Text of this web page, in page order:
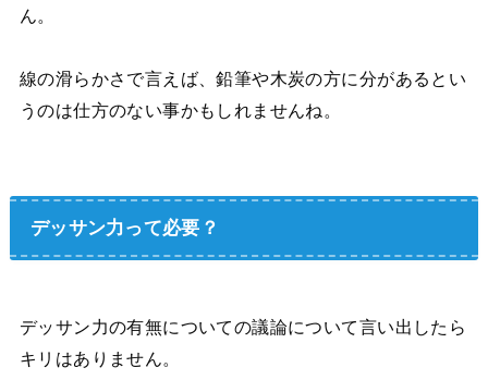
ん。
線の滑らかさで言えば、鉛筆や木炭の方に分があるとい
うのは仕方のない事かもしれませんね。
デッサン力って必要？
デッサン力の有無についての議論について言い出したら
キリはありません。